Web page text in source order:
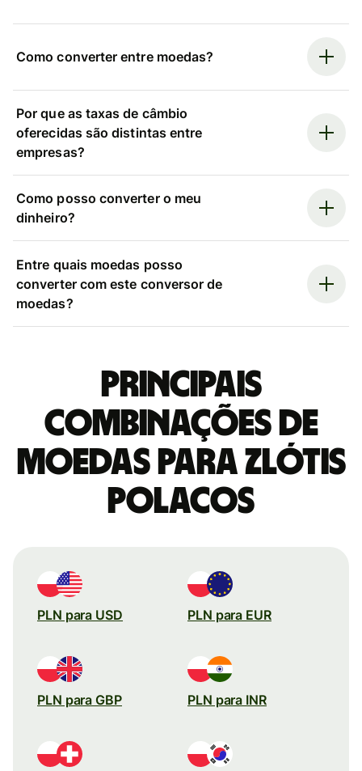
Como converter entre moedas?
Por que as taxas de câmbio
oferecidas são distintas entre
empresas?
Como posso converter o meu
dinheiro?
Entre quais moedas posso
converter com este conversor de
moedas?
Principais
combinações de
moedas para Zlótis
polacos
PLN para USD PLN para EUR
PLN para GBP PLN para INR